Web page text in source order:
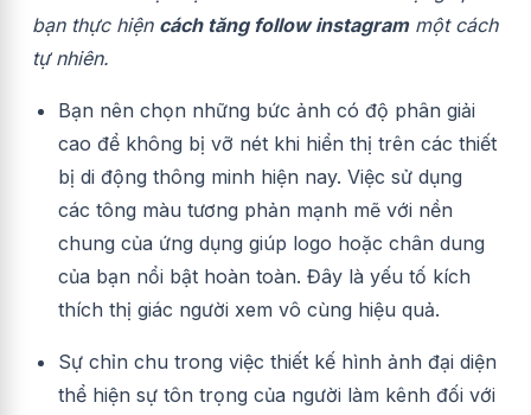
bạn thực hiện cách tăng follow instagrammột cách
tự nhiên.
Bạn nên chọn những bức ảnh có độ phân giải
cao để không bị vỡ nét khi hiển thị trên các thiết
bị di động thông minh hiện nay. Việc sử dụng
các tông màu tương phản mạnh mẽ với nền
chung của ứng dụng giúp logo hoặc chân dung
của bạn nổi bật hoàn toàn. Đây là yếu tố kích
thích thị giác người xem vô cùng hiệu quả.
Sự chỉn chu trong việc thiết kế hình ảnh đại diện
thể hiện sự tôn trọng của người làm kênh đối với